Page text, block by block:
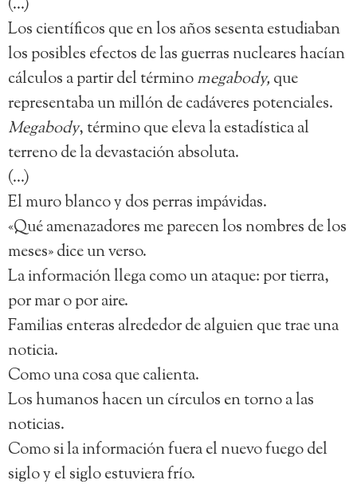
(…)
Los científicos que en los años sesenta estudiaban
los posibles efectos de las guerras nucleares hacían
cálculos a partir del términomegabody, que
representaba un millón de cadáveres potenciales.
Megabody, término que eleva la estadística al
terreno de la devastación absoluta.
(…)
El muro blanco y dos perras impávidas.
«Qué amenazadores me parecen los nombres de los
meses» dice un verso.
La información llega como un ataque: por tierra,
por mar o por aire.
Familias enteras alrededor de alguien que trae una
noticia.
Como una cosa que calienta.
Los humanos hacen un círculos en torno a las
noticias.
Como si la información fuera el nuevo fuego del
siglo y el siglo estuviera frío.